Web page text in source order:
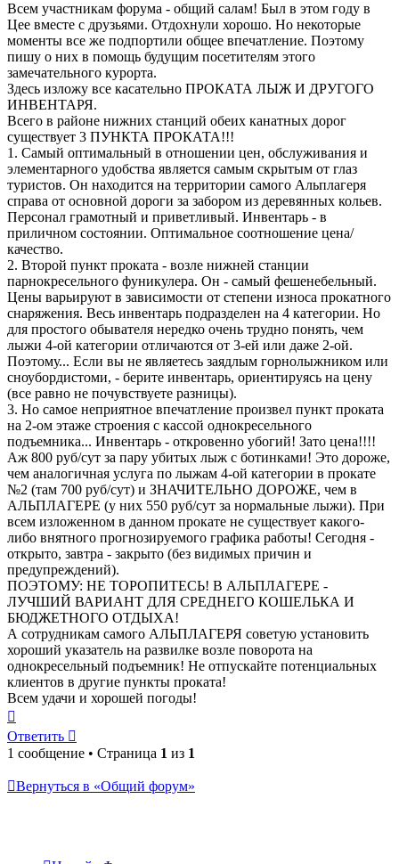
Всем участникам форума - общий салам! Был в этом году в
Цее вместе с друзьями. Отдохнули хорошо. Но некоторые
моменты все же подпортили общее впечатление. Поэтому
пишу о них в помощь будущим посетителям этого
замечательного курорта.
Здесь изложу все касательно ПРОКАТА ЛЫЖ И ДРУГОГО
ИНВЕНТАРЯ.
Всего в районе нижних станций обеих канатных дорог
существует 3 ПУНКТА ПРОКАТА!!!
1. Самый оптимальный в отношении цен, обслуживания и
элементарного удобства является самым скрытым от глаз
туристов. Он находится на территории самого Альплагеря
справа от основной дороги за забором из деревянных кольев.
Персонал грамотный и приветливый. Инвентарь - в
приличном состоянии. Оптимальное соотношение цена/
качество.
2. Второй пункт проката - возле нижней станции
парнокресельного фуникулера. Он - самый фешенебельный.
Цены варьируют в зависимости от степени износа прокатного
снаряжения. Весь инвентарь подразделен на 4 категории. Но
для простого обывателя нередко очень трудно понять, чем
лыжи 4-ой категории отличаются от 3-ей или даже 2-ой.
Поэтому... Если вы не являетесь заядлым горнолыжником или
сноубордистоми, - берите инвентарь, ориентируясь на цену
(все равно не почувствуете разницы).
3. Но самое неприятное впечатление произвел пункт проката
на 2-ом этаже строения с кассой однокресельного
подъемника... Инвентарь - откровенно убогий! Зато цена!!!!
Аж 800 руб/сут за пару убитых лыж с ботинками! Это дороже,
чем аналогичная услуга по лыжам 4-ой категории в прокате
№2 (там 700 руб/сут) и ЗНАЧИТЕЛЬНО ДОРОЖЕ, чем в
АЛЬПЛАГЕРЕ (у них 550 руб/сут за нормальные лыжи). При
всем изложенном в данном прокате не существует какого-
либо внятного прогнозируемого графика работы! Сегодня -
открыто, завтра - закрыто (без видимых причин и
предупреждений).
ПОЭТОМУ: НЕ ТОРОПИТЕСЬ! В АЛЬПЛАГЕРЕ -
ЛУЧШИЙ ВАРИАНТ ДЛЯ СРЕДНЕГО КОШЕЛЬКА И
БЮДЖЕТНОГО ОТДЫХА!
А сотрудникам самого АЛЬПЛАГЕРЯ советую установить
хороший указатель на развилке возле поворота на
однокресельный подъемник! Не отпускайте потенциальных
клиентов в другие пункты проката!
Всем удачи и хорошей погоды!
к
началу
Ответить
1 сообщение • Страница 1 из 1
Вернуться в «Общий форум»